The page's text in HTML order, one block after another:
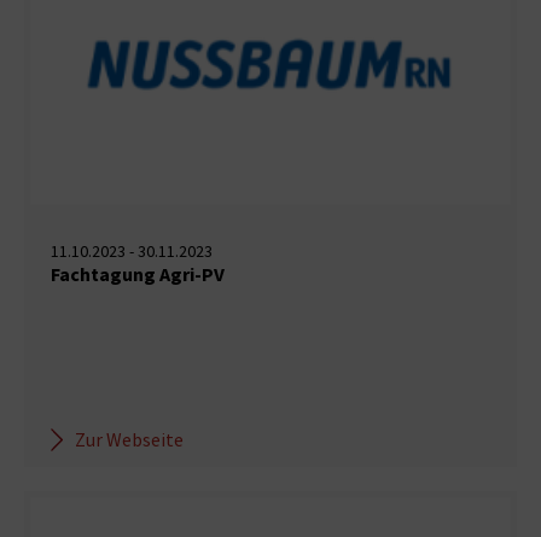
11.10.2023 - 30.11.2023
Fachtagung Agri-PV
Zur Webseite